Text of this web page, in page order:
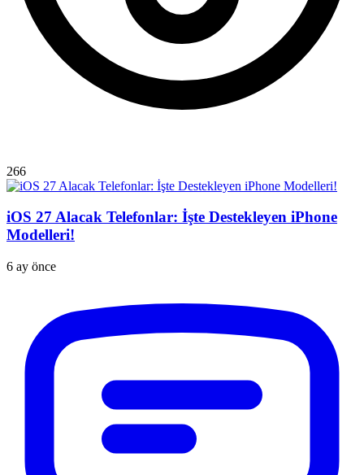
266
iOS 27 Alacak Telefonlar: İşte Destekleyen iPhone
Modelleri!
6 ay önce